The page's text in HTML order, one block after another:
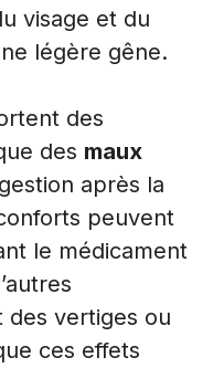
visage et du
légère gêne.
des
des maux
après la
peuvent
le médicament
des vertiges ou
ces effets